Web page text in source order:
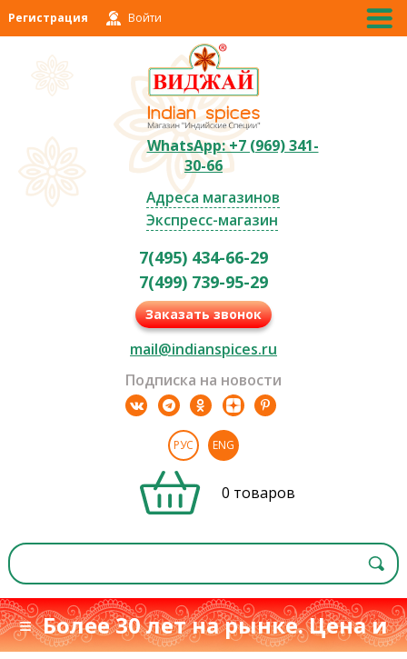
Регистрация Войти
WhatsApp: +7 (969) 341-
30-66
Адреса магазинов
Экспресс-магазин
7(495) 434-66-29
7(499) 739-95-29
Заказать звонок
mail@indianspices.ru
Подписка на новости
РУС ENG
0 товаров
≡ Более 30 лет на рынке. Цена и